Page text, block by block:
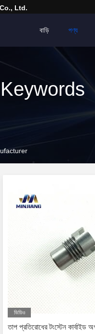
Ltd.
বাড়ি পণ্য
Keywords
ভিডিও
তাপ প্রতিরোধের টংস্টেন কার্বাইড